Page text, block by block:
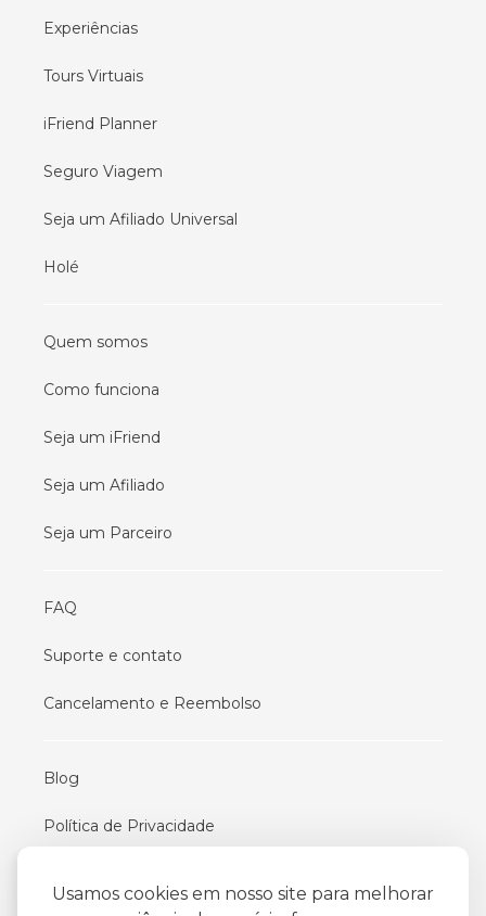
Usamos cookies em nosso site para melhorar
Experiências
Tours Virtuais
iFriend Planner
Seguro Viagem
Seja um Afiliado Universal
Holé
Quem somos
Como funciona
Seja um iFriend
Seja um Afiliado
Seja um Parceiro
FAQ
Suporte e contato
Cancelamento e Reembolso
Blog
Política de Privacidade